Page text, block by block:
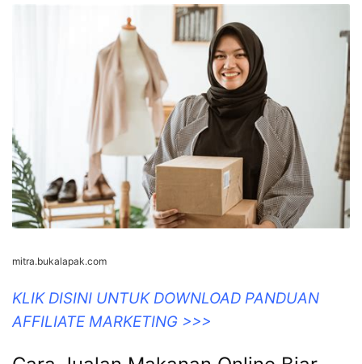
mitra.bukalapak.com
KLIK DISINI UNTUK DOWNLOAD PANDUAN
AFFILIATE MARKETING >>>